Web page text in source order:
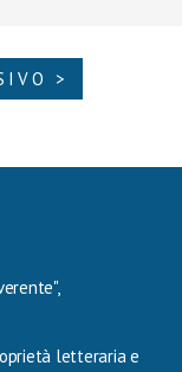
>
letteraria e